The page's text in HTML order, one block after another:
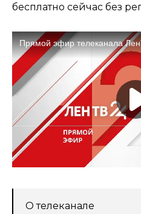
бесплатно сейчас без
О телеканале